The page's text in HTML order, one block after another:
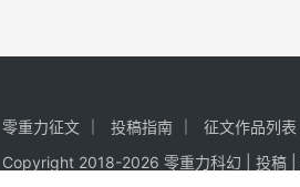
零重力征文 投稿指南 征文作品列表
Copyright 2018-2026 零重力科幻 |
投稿